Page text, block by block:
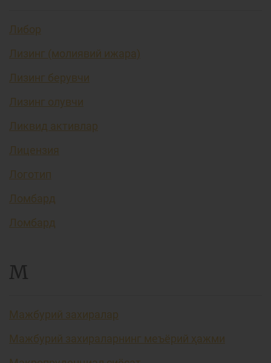
Либор
Лизинг (молиявий ижара)
Лизинг берувчи
Лизинг олувчи
Ликвид активлар
Лицензия
Логотип
Ломбард
Ломбард
М
Мажбурий захиралар
Мажбурий захираларнинг меъёрий ҳажми